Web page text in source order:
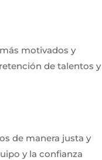
motivados y
de talentos y
de manera justa y
y la confianza